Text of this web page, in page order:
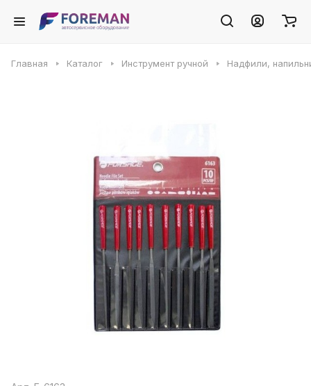
Главная Каталог Инструмент ручной Надфили,